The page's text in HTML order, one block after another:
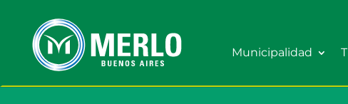
Municipalidad